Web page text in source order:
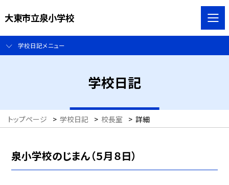
大東市立泉小学校
学校日記メニュー
学校日記
トップページ > 学校日記 > 校長室 > 詳細
泉小学校のじまん（５月８日）